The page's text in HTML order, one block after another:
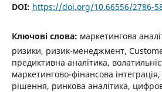
DOI: https://doi.org/10.66556/2786-
Ключові слова: маркетингова
ризики, ризик-менеджмент,
предиктивна аналітика,
маркетингово-фінансова інтеграція,
рішення, ринкова аналітика,